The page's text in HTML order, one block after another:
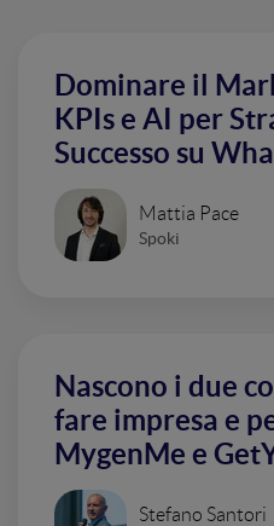
Dominare il
KPIs e AI per
Successo su
Mattia Pace
Spoki
Nascono i due
fare impresa e
MygenMe e
Stefano Santori